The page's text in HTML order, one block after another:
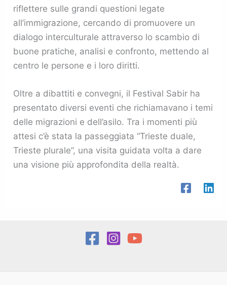
riflettere sulle grandi questioni legate
all’immigrazione, cercando di promuovere un
dialogo interculturale attraverso lo scambio di
buone pratiche, analisi e confronto, mettendo al
centro le persone e i loro diritti​​.
Oltre a dibattiti e convegni, il Festival Sabir ha
presentato diversi eventi che richiamavano i temi
delle migrazioni e dell’asilo. Tra i momenti più
attesi c’è stata la passeggiata “Trieste duale,
Trieste plurale”, una visita guidata volta a dare
una visione più approfondita della realtà.